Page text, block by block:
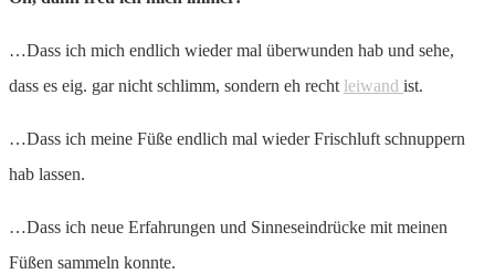
…Dass ich mich endlich wieder mal überwunden hab und sehe,
dass es eig. gar nicht schlimm, sondern eh recht leiwand ist.
…Dass ich meine Füße endlich mal wieder Frischluft schnuppern
hab lassen.
…Dass ich neue Erfahrungen und Sinneseindrücke mit meinen
Füßen sammeln konnte.